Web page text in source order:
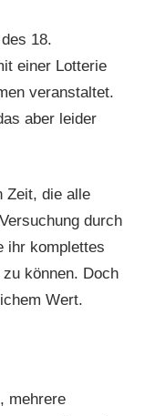
18.
einer Lotterie
veranstaltet.
aber leider
Zeit, die alle
durch
ihr komplettes
können. Doch
Wert.
mehrere